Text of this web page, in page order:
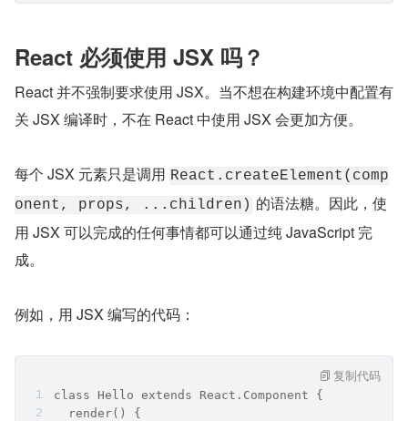
React 必须使用 JSX 吗？
React 并不强制要求使用 JSX。当不想在构建环境中配置有
关 JSX 编译时，不在 React 中使用 JSX 会更加方便。
每个 JSX 元素只是调用 React.createElement(comp
onent, props, ...children) 的语法糖。因此，使
用 JSX 可以完成的任何事情都可以通过纯 JavaScript 完
成。
例如，用 JSX 编写的代码：
class Hello extends React.Component {
  render() {
复制代码